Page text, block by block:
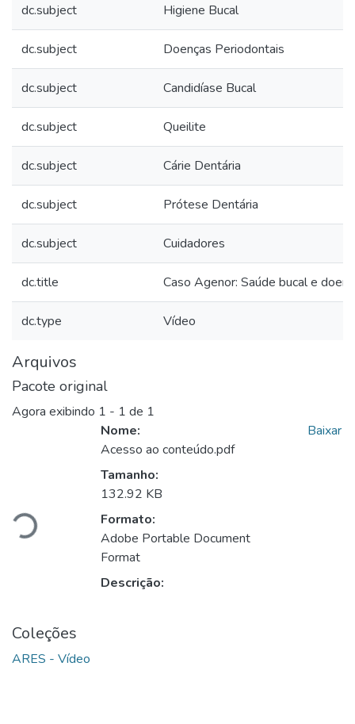
dc.subject Higiene Bucal
dc.subject Doenças Periodontais
dc.subject Candidíase Bucal
dc.subject Queilite
dc.subject Cárie Dentária
dc.subject Prótese Dentária
dc.subject Cuidadores
dc.title Caso Agenor: Saúde bucal e
dc.type Vídeo
Arquivos
Pacote original
Agora exibindo 1 - 1 de 1
Nome:
Acesso ao conteúdo.pdf
Tamanho:
132.92 KB
Formato:
Adobe Portable Document
Format
Descrição:
Baixar
Coleções
ARES - Vídeo